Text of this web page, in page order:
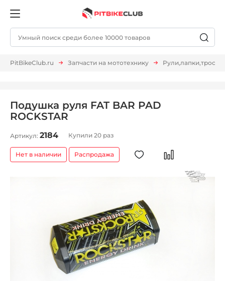
PitBikeClub.ru Запчасти на мототехнику Рули,лапки,тросы
Подушка руля FAT BAR PAD
ROCKSTAR
Артикул: 2184 Купили 20 раз
Нет в наличии Распродажа